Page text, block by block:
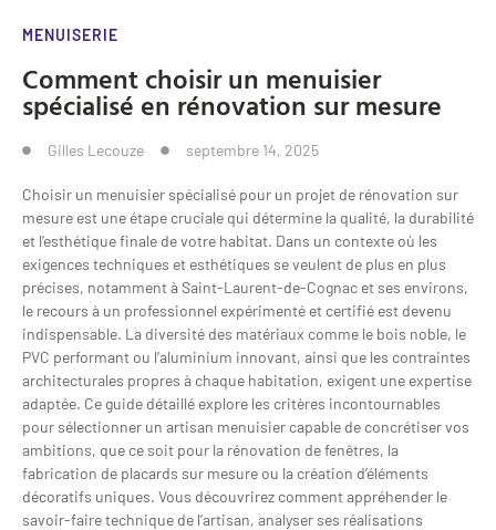
MENUISERIE
Comment choisir un menuisier
spécialisé en rénovation sur mesure
Gilles Lecouze septembre 14, 2025
Choisir un menuisier spécialisé pour un projet de rénovation sur
mesure est une étape cruciale qui détermine la qualité, la durabilité
et l’esthétique finale de votre habitat. Dans un contexte où les
exigences techniques et esthétiques se veulent de plus en plus
précises, notamment à Saint-Laurent-de-Cognac et ses environs,
le recours à un professionnel expérimenté et certifié est devenu
indispensable. La diversité des matériaux comme le bois noble, le
PVC performant ou l’aluminium innovant, ainsi que les contraintes
architecturales propres à chaque habitation, exigent une expertise
adaptée. Ce guide détaillé explore les critères incontournables
pour sélectionner un artisan menuisier capable de concrétiser vos
ambitions, que ce soit pour la rénovation de fenêtres, la
fabrication de placards sur mesure ou la création d’éléments
décoratifs uniques. Vous découvrirez comment appréhender le
savoir-faire technique de l’artisan, analyser ses réalisations